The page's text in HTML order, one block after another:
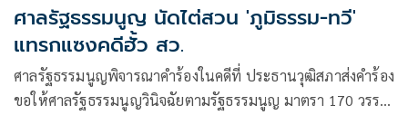
ศาลรัฐธรรมนูญ นัดไต่สวน 'ภูมิธรรม-ทวี'
แทรกแซงคดีฮั้ว สว.
ศาลรัฐธรรมนูญพิจารณาคำร้องในคดีที่ ประธานวุฒิสภาส่งคำร้อง
ขอให้ศาลรัฐธรรมนูญวินิจฉัยตามรัฐธรรมนูญ มาตรา 170 วรรค